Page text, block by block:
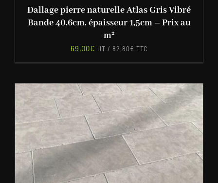
Dallage pierre naturelle Atlas Gris Vibré
Bande 40,6cm, épaisseur 1,5cm – Prix au
m²
69,00€ HT / 82,80€ TTC